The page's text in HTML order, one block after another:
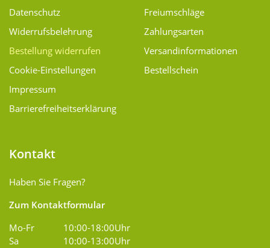
Datenschutz
Widerrufsbelehrung
Bestellung widerrufen
Cookie-Einstellungen
Impressum
Barrierefreiheitserklärung
Freiumschläge
Zahlungsarten
Versand­informationen
Bestellschein
Kontakt
Haben Sie Fragen?
Zum Kontaktformular
Mo-Fr
10:00-18:00Uhr
Sa
10:00-13:00Uhr